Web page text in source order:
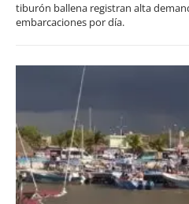
tiburón ballena registran alta
embarcaciones por día.